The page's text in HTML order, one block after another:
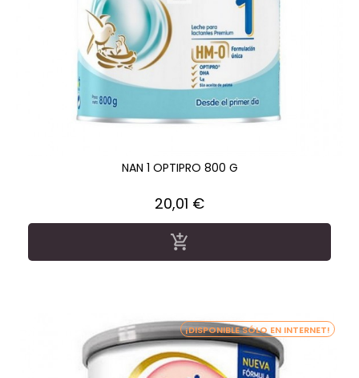
NAN 1 OPTIPRO 800 G
Precio
20,01 €

¡DISPONIBLE SÓLO EN INTERNET!